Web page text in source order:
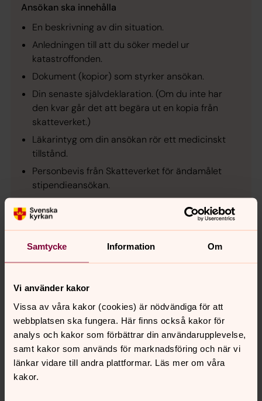
Samtycke Information Om
Vi använder kakor
Vissa av våra kakor (cookies) är nödvändiga för att
webbplatsen ska fungera. Här finns också kakor för
analys och kakor som förbättrar din användarupplevelse,
samt kakor som används för marknadsföring och när vi
länkar vidare till andra plattformar. Läs mer om våra
kakor.
Ansökan ska innehålla
En beskrivning av din situation.
Anledningen till att du söker medel ur
katastroffonden.
Dokument (kopior) som styrker ansökan.
Din senaste självdeklaration. (Om du inte har
den kvar går det att begära ut en kopia från
skatteverket.)
Läkarintyg om din ansökan rör ett medicinskt
tillstånd.
Personbevis från Skatteverket för ändamålet
stipendieansökan.
Intyg från din hemförsamling på tillhörighet till
Svenska kyrkan.
Aktuella kontaktuppgifter inklusive epost.
Kontonummer för ev. utbetalning av medel ur
fonden.
Om utdelningen
Utdelningen av fondmedel sker en gång om året, ej
fortlöpande. Sista ansökningsdag är 15 oktober. De
som tilldelas bidrag får besked från fondens
styrelse senast 30 november om detta. Övriga får